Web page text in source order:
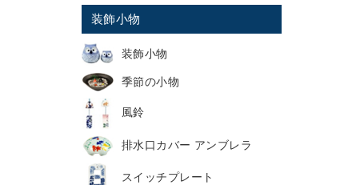
装飾小物
装飾小物
季節の小物
風鈴
排水口カバー アンブレラ
スイッチプレート